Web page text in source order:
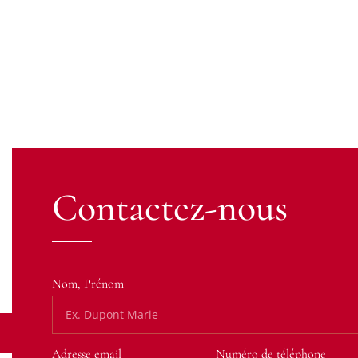
Contactezvotre avocat
Nous contacter
Contactez-nous
Nom, Prénom
Adresse email Numéro de téléphone